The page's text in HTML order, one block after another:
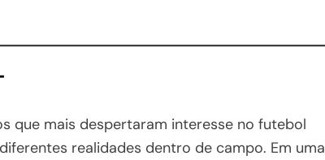
que mais despertaram interesse no futebol
realidades dentro de campo. Em uma